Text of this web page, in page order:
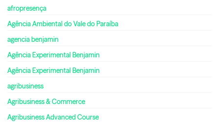
afropresença
Agência Ambiental do Vale do Paraíba
agencia benjamin
Agência Experimental Benjamin
Agência Experimental Benjamin
agribusiness
Agribusiness & Commerce
Agribusiness Advanced Course